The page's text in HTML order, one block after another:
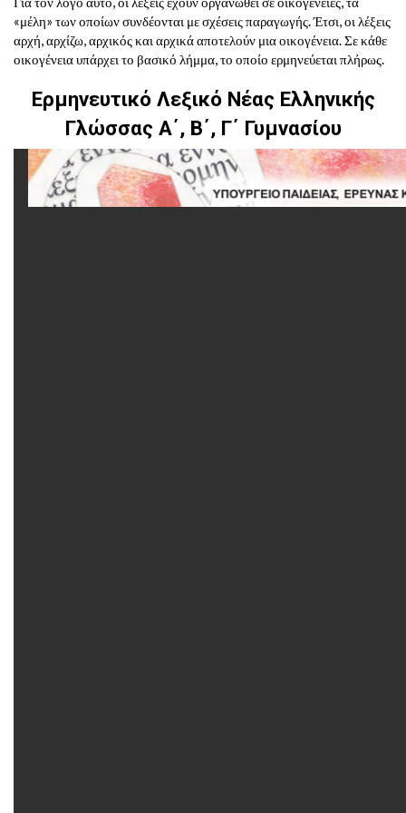
«μέλη» των οποίων συνδέονται με σχέσεις παραγωγής. Έτσι, οι λέξεις
αρχή, αρχίζω, αρχικός και αρχικά αποτελούν μια οικογένεια. Σε κάθε
οικογένεια υπάρχει το βασικό λήμμα, το οποίο ερμηνεύεται πλήρως.
Ερμηνευτικό Λεξικό Νέας Ελληνικής
Γλώσσας Α΄, Β΄, Γ΄ Γυμνασίου